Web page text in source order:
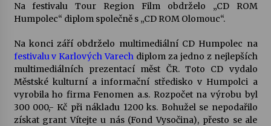
šedesátka: 28. 7.–1. 8. 2026
28. 7. 2026
Letní koncerty ve Stromovce: Kolchoz a
Jenakaši
28. 7. 2026
Na festivalu Tour Region Film obdrželo „CD ROM
Humpolec“ diplom společně s „CD ROM Olomouc“.
Na konci září obdrželo multimediální CD Humpolec na
festivalu v Karlových Varech diplom za jedno z nejlepších
multimediálních prezentací měst ČR. Toto CD vydalo
Městské kulturní a informační středisko v Humpolci a
vyrobila ho firma Fenomen a.s. Rozpočet na výrobu byl
300 000,- Kč při nákladu 1200 ks. Bohužel se nepodařilo
získat grant Vítejte u nás (Fond Vysočina), přesto se ale